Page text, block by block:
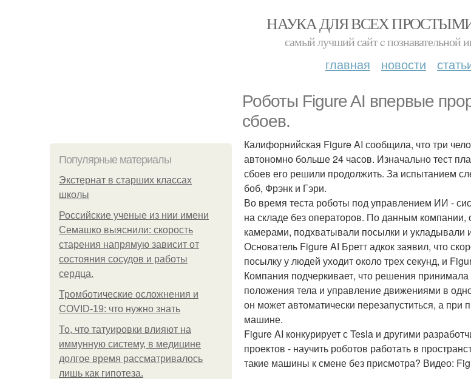
НАУКА ДЛЯ ВСЕХ
самый лучший сайт c познавательной
главная новости
Роботы Figure AI впервые
сбоев.
Популярные материалы
Экстернат в старших классах
школы
Российские ученые из нии имени
Семашко выяснили: скорость
старения напрямую зависит от
состояния сосудов и работы
сердца.
Тромботические осложнения и
COVID-19: что нужно знать
То, что татуировки влияют на
иммунную систему, в медицине
долгое время рассматривалось
лишь как гипотеза.
Калифорнийская Figure AI сообщила, что три
автономно больше 24 часов. Изначально тест
сбоев его решили продолжить. За испытанием
боб, Фрэнк и Гэри.
Во время теста роботы под управлением ИИ -
на складе без операторов. По данным
камерами, подхватывали посылки и укладывали
Основатель Figure AI Бретт адкок заявил, что
посылку у людей уходит около трех секунд, и
Компания подчеркивает, что решения
положения тела и управление движениями в
он может автоматически перезапуститься, а при
машине.
Figure AI конкурирует с Tesla и другими
проектов - научить роботов работать в
такие машины к смене без присмотра? Видео: